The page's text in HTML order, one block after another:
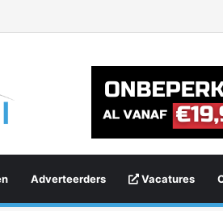
Adverteerders Vacatures